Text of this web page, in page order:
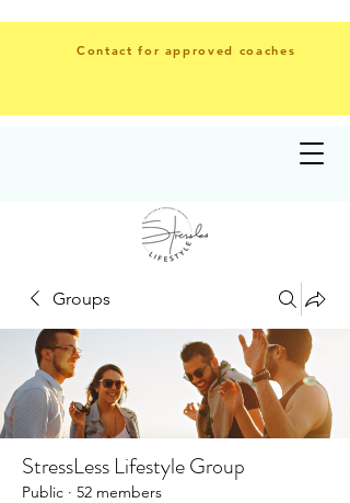
Contact for approved coaches
Groups
StressLess Lifestyle Group
Public · 52 members